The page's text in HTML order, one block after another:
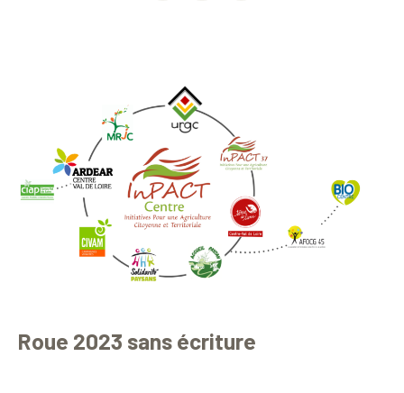
Roue 2023 sans écriture